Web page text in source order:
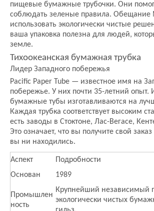
пищевые бумажные трубочки. Они
соблюдать зеленые правила. Обещание
использовать экологически чистые
ваша упаковка полезна для людей,
земле.
Тихоокеанская бумажная трубка
Лидер Западного побережья
Pacific Paper Tube — известное имя на
побережье. У них почти 35-летний
бумажные тубы изготавливаются на
Каждая трубка соответствует высоким
есть заводы в Стоктоне, Лас-Вегасе,
Это означает, что вы получите свой
вы ни находились.
Аспект
Подробности
Основан
1989
Промышлен
ность
Крупнейший независимый
экологически чистых